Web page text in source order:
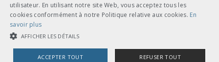
UNION DES TRANSPORTS PUBLICS
Dählhölzliweg 12
Tél. en contact direct avec l’équipe de l’UTP
info@utp.ch
Plan d'accès
utilisateur. En utilisant notre site Web, vous acceptez tous les
cookies conformément à notre Politique relative aux cookies. En
savoir plus
AFFICHER LES DÉTAILS
ACCEPTER TOUT REFUSER TOUT